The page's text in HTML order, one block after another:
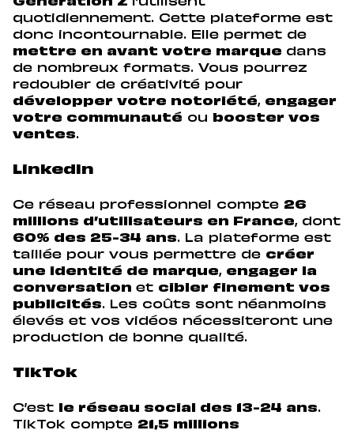
Génération Z
l’utilisent
quotidiennement. Cette plateforme est
donc incontournable. Elle permet de
mettre en avant votre marque dans
de nombreux formats. Vous pourrez
redoubler de créativité pour
développer votre notoriété, engager
votre communauté ou
booster vos
ventes.
LinkedIn
Ce réseau professionnel compte 26
millions d’utilisateurs en France, dont
60% des 25-34 ans. La plateforme est
taillée pour vous permettre de créer
une identité de marque, engager la
conversation et cibler finement vos
publicités. Les coûts sont néanmoins
élevés et vos vidéos nécessiteront une
production de bonne qualité.
TikTok
C’est le réseau social des 13-24 ans.
TikTok compte 21,5 millions